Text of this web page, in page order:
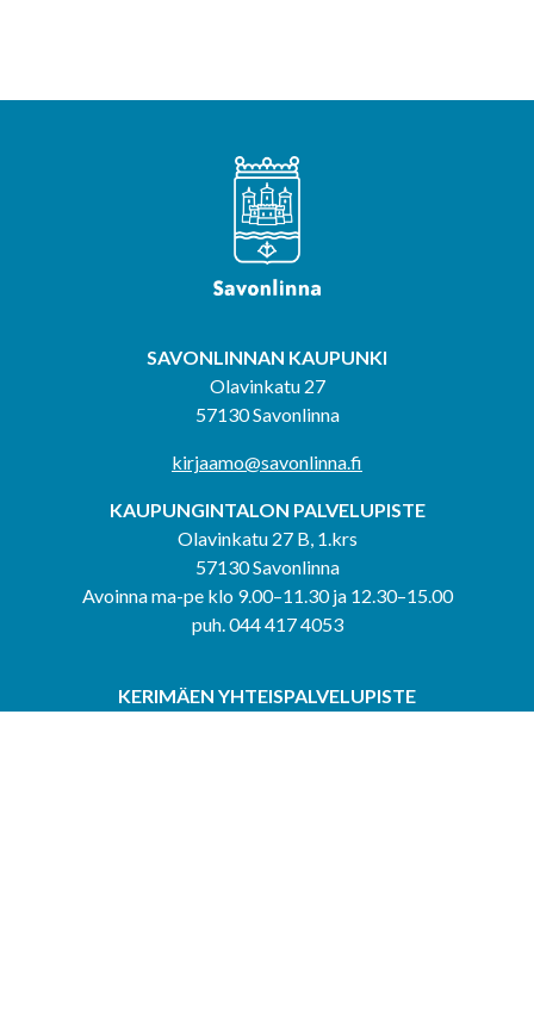
SAVONLINNAN KAUPUNKI
Olavinkatu 27
57130 Savonlinna
kirjaamo@savonlinna.fi
KAUPUNGINTALON PALVELUPISTE
Olavinkatu 27 B, 1.krs
57130 Savonlinna
Avoinna ma-pe klo 9.00–11.30 ja 12.30–15.00
puh. 044 417 4053
KERIMÄEN YHTEISPALVELUPISTE